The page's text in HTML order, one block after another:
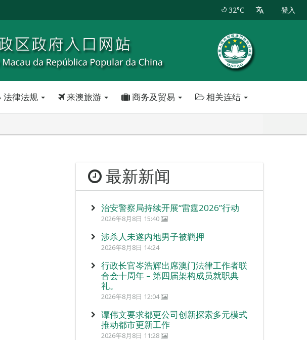
32°C 登入
法律法规 来澳旅游 商务及贸易 相关连结
最新新闻
治安警察局持续开展“雷霆2026”行动
2026年8月8日 15:40
涉杀人未遂内地男子被羁押
2026年8月8日 14:24
行政长官岑浩辉出席澳门法律工作者联
合会十周年 – 第四届架构成员就职典
礼。
2026年8月8日 12:04
谭伟文要求都更公司创新探索多元模式
推动都市更新工作
2026年8月8日 11:28